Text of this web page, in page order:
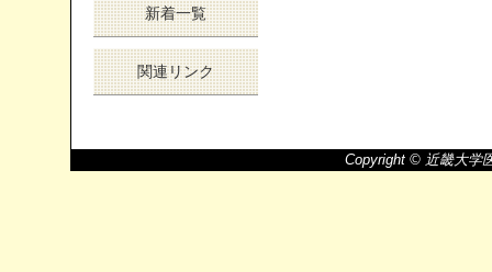
新着一覧
関連リンク
Copyright © 近畿大学